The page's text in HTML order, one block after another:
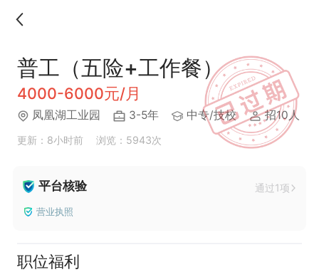
普工（五险+工作餐）
4000-6000元/月
凤凰湖工业园 3-5年 中专/技校 招10人
更新：8小时前 浏览：5943次
平台核验 通过1项
营业执照
职位福利